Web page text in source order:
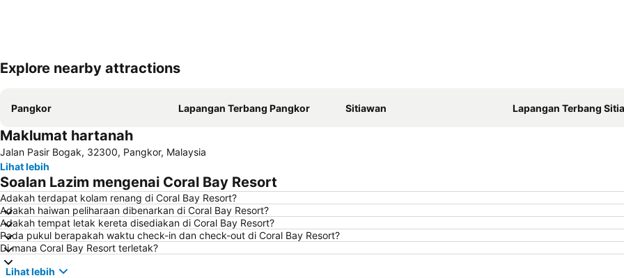
Explore nearby attractions
Pangkor Lapangan Terbang Pangkor Sitiawan Lapangan Terbang
Maklumat hartanah
Jalan Pasir Bogak, 32300, Pangkor, Malaysia
Lihat lebih
Soalan Lazim mengenai Coral Bay Resort
Adakah terdapat kolam renang di Coral Bay Resort?
Adakah haiwan peliharaan dibenarkan di Coral Bay Resort?
Adakah tempat letak kereta disediakan di Coral Bay Resort?
Pada pukul berapakah waktu check-in dan check-out di Coral Bay Resort?
Di mana Coral Bay Resort terletak?
Lihat lebih